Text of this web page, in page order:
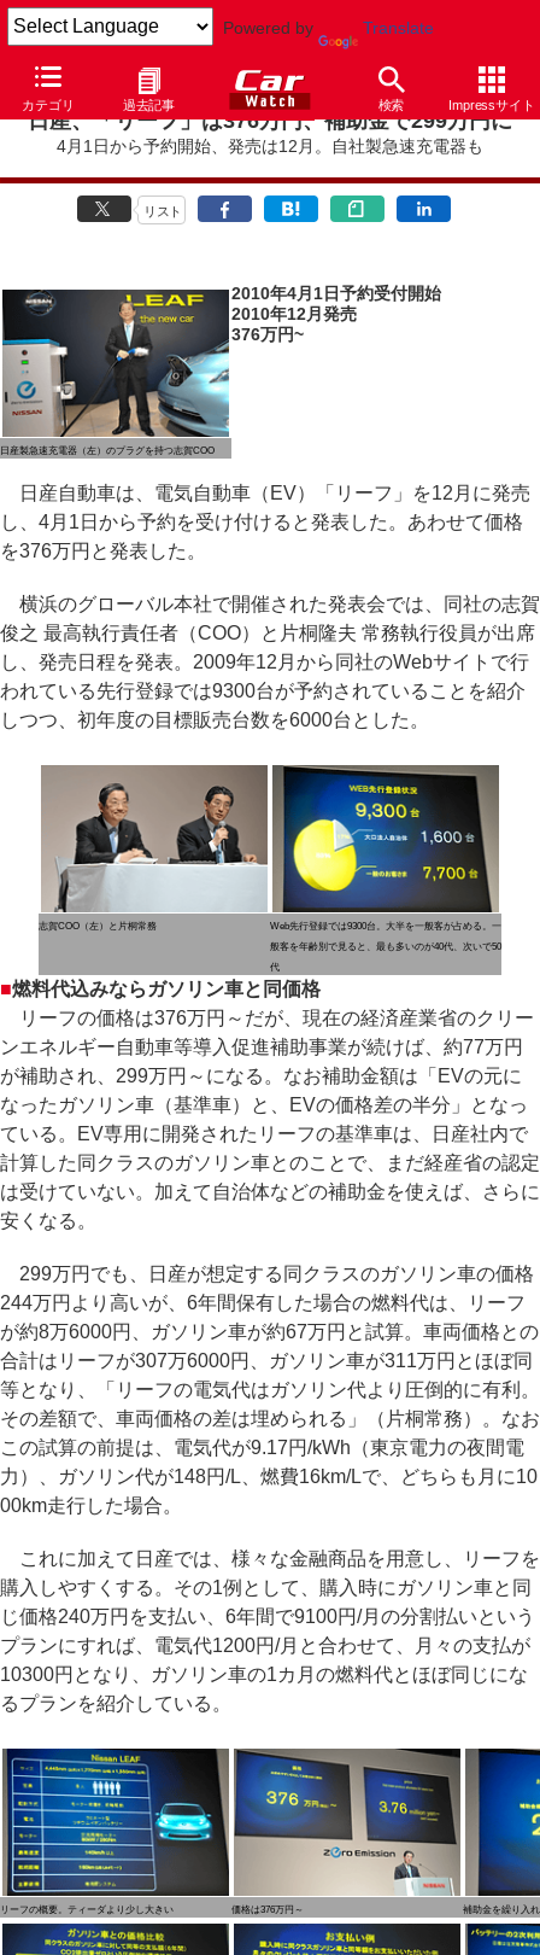
Powered by Translate
カテゴリ 過去記事 検索 Impressサイト
日産、「リーフ」は376万円、補助金で299万円に
4月1日から予約開始、発売は12月。自社製急速充電器も
リスト
日産製急速充電器（左）のプラグを持つ志賀COO
2010年4月1日予約受付開始
2010年12月発売
376万円~
日産自動車は、電気自動車（EV）「リーフ」を12月に発売
し、4月1日から予約を受け付けると発表した。あわせて価格
を376万円と発表した。
横浜のグローバル本社で開催された発表会では、同社の志賀
俊之 最高執行責任者（COO）と片桐隆夫 常務執行役員が出席
し、発売日程を発表。2009年12月から同社のWebサイトで行
われている先行登録では9300台が予約されていることを紹介
しつつ、初年度の目標販売台数を6000台とした。
志賀COO（左）と片桐常務
Web先行登録では9300台。大半を一般客が占める。一
般客を年齢別で見ると、最も多いのが40代、次いで50
代
■燃料代込みならガソリン車と同価格
リーフの価格は376万円～だが、現在の経済産業省のクリー
ンエネルギー自動車等導入促進補助事業が続けば、約77万円
が補助され、299万円～になる。なお補助金額は「EVの元に
なったガソリン車（基準車）と、EVの価格差の半分」となっ
ている。EV専用に開発されたリーフの基準車は、日産社内で
計算した同クラスのガソリン車とのことで、まだ経産省の認定
は受けていない。加えて自治体などの補助金を使えば、さらに
安くなる。
299万円でも、日産が想定する同クラスのガソリン車の価格
244万円より高いが、6年間保有した場合の燃料代は、リーフ
が約8万6000円、ガソリン車が約67万円と試算。車両価格との
合計はリーフが307万6000円、ガソリン車が311万円とほぼ同
等となり、「リーフの電気代はガソリン代より圧倒的に有利。
その差額で、車両価格の差は埋められる」（片桐常務）。なお
この試算の前提は、電気代が9.17円/kWh（東京電力の夜間電
力）、ガソリン代が148円/L、燃費16km/Lで、どちらも月に10
00km走行した場合。
これに加えて日産では、様々な金融商品を用意し、リーフを
購入しやすくする。その1例として、購入時にガソリン車と同
じ価格240万円を支払い、6年間で9100円/月の分割払いという
プランにすれば、電気代1200円/月と合わせて、月々の支払が
10300円となり、ガソリン車の1カ月の燃料代とほぼ同じにな
るプランを紹介している。
リーフの概要。ティーダより少し大きい 価格は376万円～ 補助金を繰り入